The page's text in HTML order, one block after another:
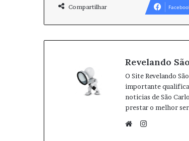
Compartilhar
Revelando
O Site Revelando
importante
noticias de São
prestar o melhor
I